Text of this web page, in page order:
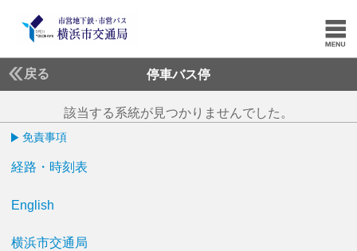
戻る 停車バス停
該当する系統が見つかりませんでした。
免責事項
経路・時刻表
English
横浜市交通局